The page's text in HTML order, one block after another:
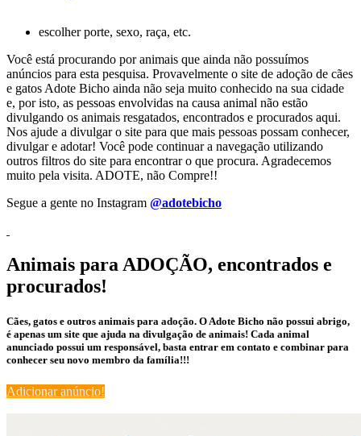
escolher porte, sexo, raça, etc.
Você está procurando por animais que ainda não possuímos
anúncios para esta pesquisa. Provavelmente o site de adoção de cães
e gatos Adote Bicho ainda não seja muito conhecido na sua cidade
e, por isto, as pessoas envolvidas na causa animal não estão
divulgando os animais resgatados, encontrados e procurados aqui.
Nos ajude a divulgar o site para que mais pessoas possam conhecer,
divulgar e adotar! Você pode continuar a navegação utilizando
outros filtros do site para encontrar o que procura. Agradecemos
muito pela visita. ADOTE, não Compre!!
Segue a gente no Instagram @adotebicho
Animais para ADOÇÃO, encontrados e
procurados!
Cães, gatos e outros animais para adoção. O Adote Bicho não possui abrigo,
é apenas um site que ajuda na divulgação de animais! Cada animal
anunciado possui um responsável, basta entrar em contato e combinar para
conhecer seu novo membro da família!!!
Adicionar anúncio!